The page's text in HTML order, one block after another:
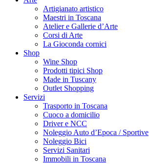
Artigianato artistico
Maestri in Toscana
Atelier e Gallerie d’Arte
Corsi di Arte
La Gioconda cornici
Shop
Wine Shop
Prodotti tipici Shop
Made in Tuscany
Outlet Shopping
Servizi
Trasporto in Toscana
Cuoco a domicilio
Driver e NCC
Noleggio Auto d’Epoca / Sportive
Noleggio Bici
Servizi Sanitari
Immobili in Toscana